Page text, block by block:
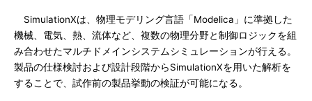
SimulationXは、物理モデリング言語「Modelica」に準拠した
機械、電気、熱、流体など、複数の物理分野と制御ロジックを組
み合わせたマルチドメインシステムシミュレーションが行える。
製品の仕様検討および設計段階からSimulationXを用いた解析を
することで、試作前の製品挙動の検証が可能になる。